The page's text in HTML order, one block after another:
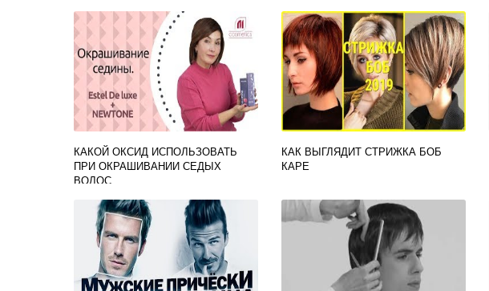
КАКОЙ ОКСИД ИСПОЛЬЗОВАТЬ
ПРИ ОКРАШИВАНИИ СЕДЫХ
ВОЛОС
КАК ВЫГЛЯДИТ СТРИЖКА БОБ
КАРЕ